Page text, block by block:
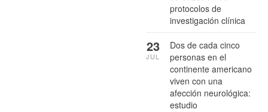
protocolos de
investigación clínica
Dos de cada cinco
personas en el
continente americano
viven con una
afección neurológica:
estudio
23
JUL